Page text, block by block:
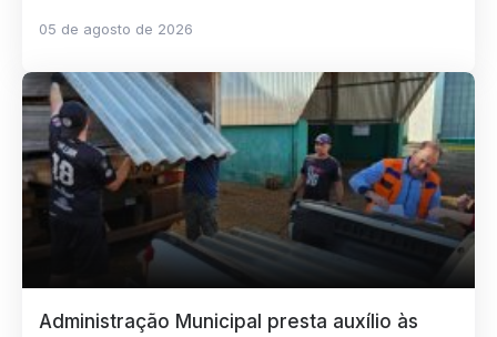
05 de agosto de 2026
Administração Municipal presta auxílio às